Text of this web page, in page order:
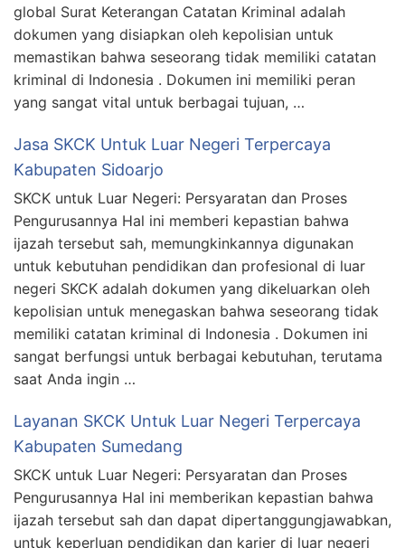
global Surat Keterangan Catatan Kriminal adalah
dokumen yang disiapkan oleh kepolisian untuk
memastikan bahwa seseorang tidak memiliki catatan
kriminal di Indonesia . Dokumen ini memiliki peran
yang sangat vital untuk berbagai tujuan, …
Jasa SKCK Untuk Luar Negeri Terpercaya
Kabupaten Sidoarjo
SKCK untuk Luar Negeri: Persyaratan dan Proses
Pengurusannya Hal ini memberi kepastian bahwa
ijazah tersebut sah, memungkinkannya digunakan
untuk kebutuhan pendidikan dan profesional di luar
negeri SKCK adalah dokumen yang dikeluarkan oleh
kepolisian untuk menegaskan bahwa seseorang tidak
memiliki catatan kriminal di Indonesia . Dokumen ini
sangat berfungsi untuk berbagai kebutuhan, terutama
saat Anda ingin …
Layanan SKCK Untuk Luar Negeri Terpercaya
Kabupaten Sumedang
SKCK untuk Luar Negeri: Persyaratan dan Proses
Pengurusannya Hal ini memberikan kepastian bahwa
ijazah tersebut sah dan dapat dipertanggungjawabkan,
untuk keperluan pendidikan dan karier di luar negeri